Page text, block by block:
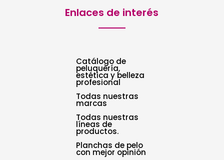
Enlaces de interés
Catálogo de
peluquería,
estética y belleza
profesional
Todas nuestras
marcas
Todas nuestras
líneas de
productos.
Planchas de pelo
con mejor opinión